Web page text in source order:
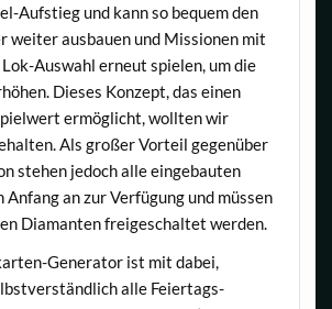
Aufstieg und kann so bequem den
weiter ausbauen und Missionen mit
Auswahl erneut spielen, um die
Dieses Konzept, das einen
ermöglicht, wollten wir
Als großer Vorteil gegenüber
stehen jedoch alle eingebauten
Anfang an zur Verfügung und müssen
Diamanten freigeschaltet werden.
Generator ist mit dabei,
alle Feiertags-